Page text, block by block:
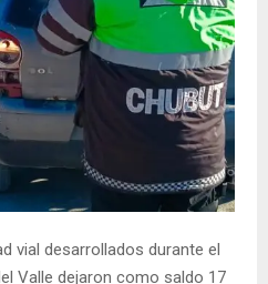
vial desarrollados durante el
Valle dejaron como saldo 17